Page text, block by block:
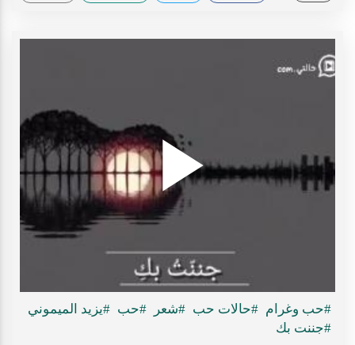
Play
#حب وغرام #حالات حب #شعر #حب #يزيد الميموني
#جننت بك